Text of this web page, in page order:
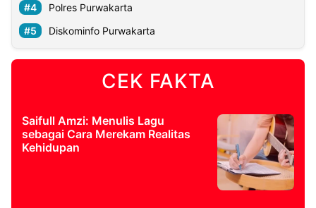
Polres Purwakarta
Diskominfo Purwakarta
CEK FAKTA
Saifull Amzi: Menulis Lagu
sebagai Cara Merekam Realitas
Kehidupan